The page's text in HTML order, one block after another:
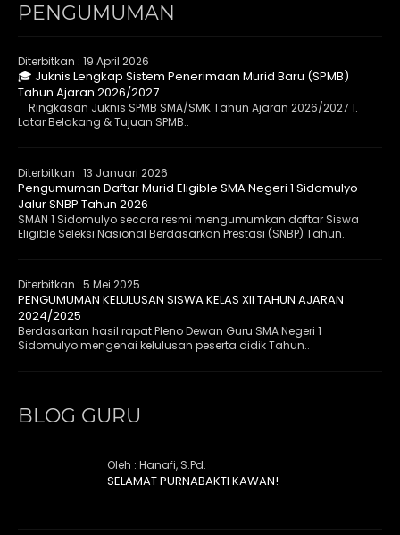
PENGUMUMAN
Diterbitkan : 19 April 2026
🎓 Juknis Lengkap Sistem Penerimaan Murid Baru (SPMB)
Tahun Ajaran 2026/2027
Ringkasan Juknis SPMB SMA/SMK Tahun Ajaran 2026/2027 1.
Latar Belakang & Tujuan SPMB..
Diterbitkan : 13 Januari 2026
Pengumuman Daftar Murid Eligible SMA Negeri 1 Sidomulyo
Jalur SNBP Tahun 2026
SMAN 1 Sidomulyo secara resmi mengumumkan daftar Siswa
Eligible Seleksi Nasional Berdasarkan Prestasi (SNBP) Tahun..
Diterbitkan : 5 Mei 2025
PENGUMUMAN KELULUSAN SISWA KELAS XII TAHUN AJARAN
2024/2025
Berdasarkan hasil rapat Pleno Dewan Guru SMA Negeri 1
Sidomulyo mengenai kelulusan peserta didik Tahun..
BLOG GURU
Oleh : Hanafi, S.Pd.
SELAMAT PURNABAKTI KAWAN!